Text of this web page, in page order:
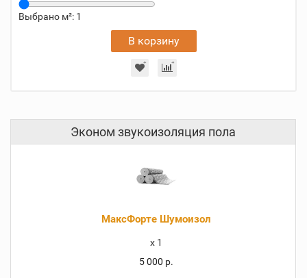
Выбрано м²: 1
В корзину
Эконом звукоизоляция пола
МаксФорте Шумоизол
x 1
5 000 р.